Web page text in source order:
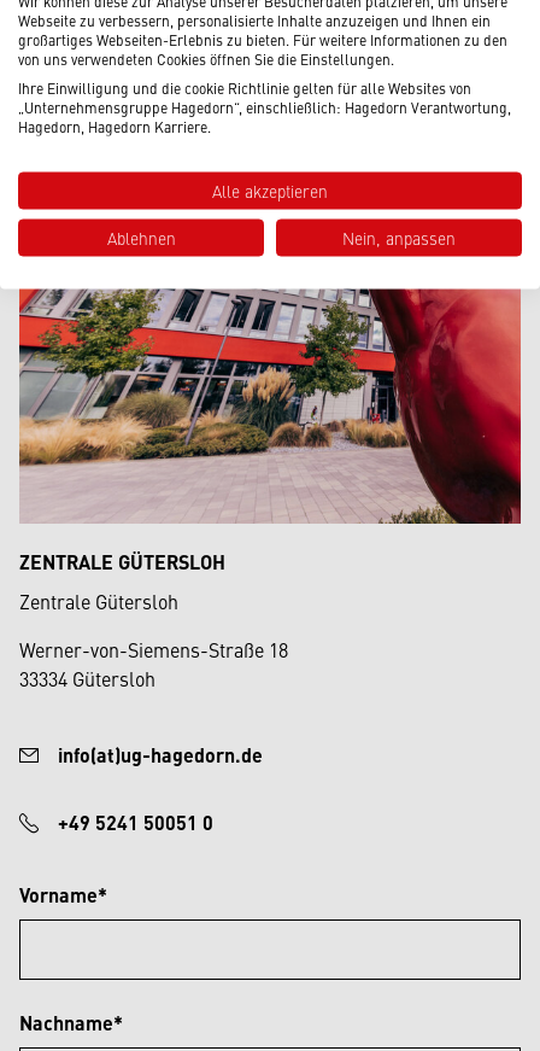
ZENTRALE GÜTERSLOH
Zentrale Gütersloh
Werner-von-Siemens-Straße 18
33334 Gütersloh
info(at)ug-hagedorn.de
+49 5241 50051 0
Vorname*
Nachname*
Webseite zu verbessern, personalisierte Inhalte anzuzeigen und Ihnen ein
großartiges Webseiten-Erlebnis zu bieten. Für weitere Informationen zu den
von uns verwendeten Cookies öffnen Sie die Einstellungen.
Ihre Einwilligung und die cookie Richtlinie gelten für alle Websites von
„Unternehmensgruppe Hagedorn“, einschließlich: Hagedorn Verantwortung,
Hagedorn, Hagedorn Karriere.
Alle akzeptieren
Ablehnen Nein, anpassen